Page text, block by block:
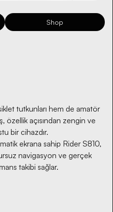
Shop
tutkunları hem de amatör
özellik açısından zengin ve
bir cihazdır.
ekrana sahip Rider S810,
navigasyon ve gerçek
takibi sağlar.